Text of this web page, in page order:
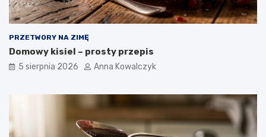
PRZETWORY NA ZIMĘ
Domowy kisiel – prosty przepis
5 sierpnia 2026 Anna Kowalczyk